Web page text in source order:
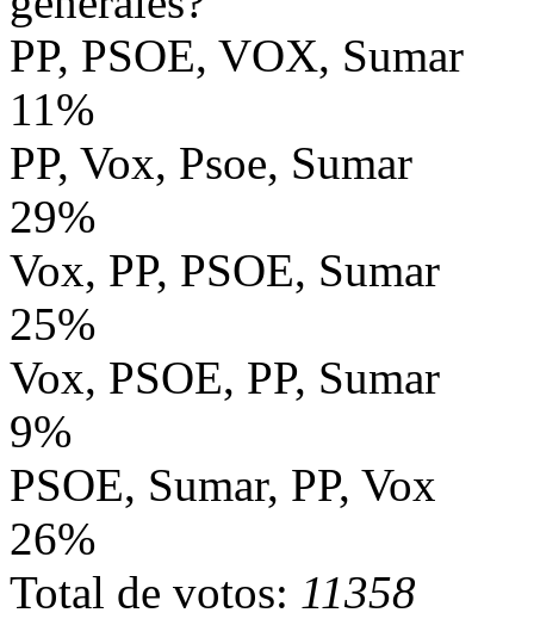
PP, PSOE, VOX, Sumar
11%
PP, Vox, Psoe, Sumar
29%
Vox, PP, PSOE, Sumar
25%
Vox, PSOE, PP, Sumar
9%
PSOE, Sumar, PP, Vox
26%
Total de votos: 11358